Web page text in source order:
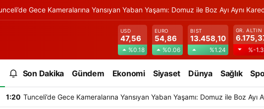
Gece Kameralarına Yansıyan Yaban Yaşamı: Domuz ile Boz Ayı Aynı
USD
47,56
%0.18
EURO
54,86
%0.06
BIST
13.458,10
%1.24
GR. ALTIN
%-
Son Dakika Gündem Ekonomi Siyaset Dünya Sağlık
1:20 Tunceli’de Gece Kameralarına Yansıyan Yaban Yaşamı: Domuz ile Boz Ayı